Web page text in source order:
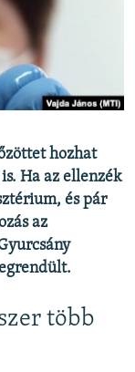
hozhat
Ha az ellenzék
és pár
az
több